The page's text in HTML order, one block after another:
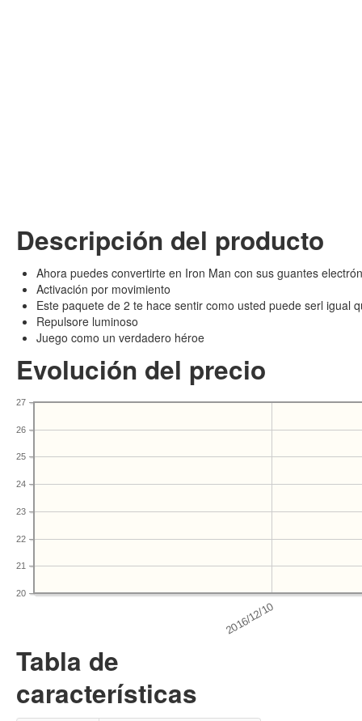
Descripción del producto
Ahora puedes convertirte en Iron Man con sus guantes
Activación por movimiento
Este paquete de 2 te hace sentir como usted puede serl igual
Repulsore luminoso
Juego como un verdadero héroe
Evolución del precio
20
21
22
23
24
25
26
27
Tabla de
características